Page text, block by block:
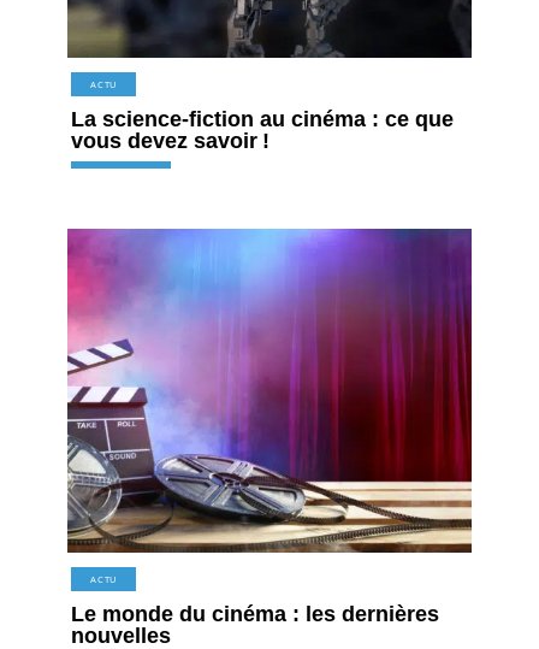
ACTU
La science-fiction au cinéma : ce que
vous devez savoir !
ACTU
Le monde du cinéma : les dernières
nouvelles